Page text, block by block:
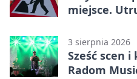
miejsce.
3 sierpnia 2026
Sześć scen i
Radom